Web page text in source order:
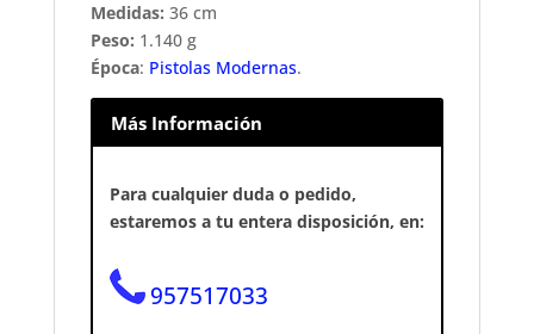
Medidas: 36 cm
Peso: 1.140 g
Época: Pistolas Modernas.
Más Información
Para cualquier duda o pedido,
estaremos a tu entera disposición, en:
957517033